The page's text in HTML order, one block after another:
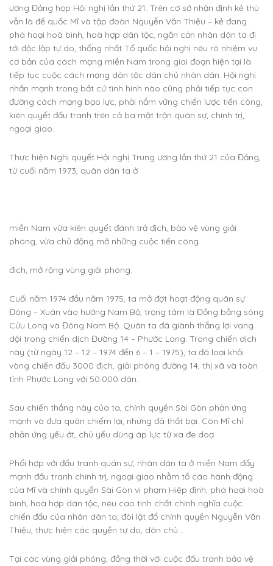
ương Đảng họp Hội nghị lần thứ 21. Trên cơ sở nhận định kẻ thù
vẫn là đế quốc Mĩ và tập đoàn Nguyễn Văn Thiệu – kẻ đang
phá hoại hoà bình, hoà hợp dân tộc, ngăn cản nhân dân ta đi
tới độc lập tự do, thống nhất Tổ quốc hội nghị nêu rõ nhiệm vụ
cơ bản của cách mạng miền Nam trong giai đoạn hiện tại là
tiếp tục cuộc cách mạng dân tộc dân chủ nhân dân. Hội nghị
nhấn mạnh trong bất cứ tình hình nào cũng phải tiếp tục con
đường cách mạng bạo lực, phải nắm vững chiến lược tiến công,
kiên quyết đấu tranh trên cả ba mặt trận quân sự, chính trị,
ngoại giao.
Thực hiện Nghị quyết Hội nghị Trung ương lần thứ 21 của Đảng,
từ cuối năm 1973, quân dân ta ở
miền Nam vừa kiên quyết đánh trả địch, bảo vệ vùng giải
phóng, vừa chủ động mở những cuộc tiến công
địch, mở rộng vùng giải phóng.
Cuối năm 1974 đầu năm 1975, ta mở đợt hoạt động quân sự
Đông – Xuân vào hướng Nam Bộ, trọng tâm là Đồng bằng sông
Cửu Long và Đông Nam Bộ. Quân ta đã giành thắng lợi vang
dội trong chiến dịch Đường 14 – Phước Long. Trong chiến dịch
này (từ ngày 12 – 12 – 1974 đến 6 – 1 – 1975), ta đã loại khỏi
vòng chiến đấu 3000 địch, giải phóng đường 14, thị xã và toàn
tỉnh Phước Long với 50.000 dân.
Sau chiến thắng này của ta, chính quyền Sài Gòn phản ứng
mạnh và đưa quân chiếm lại, nhưng đã thất bại. Còn Mĩ chỉ
phản ứng yếu ớt, chủ yếu dùng áp lực từ xa đe doạ.
Phối hợp với đấu tranh quân sự, nhân dân ta ở miền Nam đẩy
mạnh đấu tranh chính trị, ngoại giao nhằm tố cáo hành động
của Mĩ và chính quyền Sài Gòn vi phạm Hiệp định, phá hoại hoà
bình, hoà hợp dân tộc, nêu cao tính chất chính nghĩa cuộc
chiến đấu của nhân dân ta; đòi lật đổ chính quyền Nguyễn Văn
Thiệu, thực hiện các quyền tự do, dân chủ…
Tại các vùng giải phóng, đồng thời với cuộc đấu tranh bảo vệ